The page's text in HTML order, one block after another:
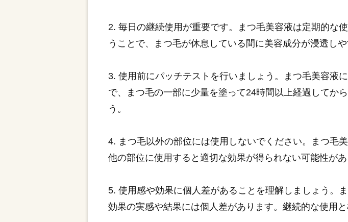
2. 毎日の継続使用が重要です。まつ毛美容液は定期的な
うことで、まつ毛が休息している間に美容成分が浸透しや
3. 使用前にパッチテストを行いましょう。まつ毛美容液
で、まつ毛の一部に少量を塗って24時間以上経過してか
う。
4. まつ毛以外の部位には使用しないでください。まつ毛
他の部位に使用すると適切な効果が得られない可能性があ
5. 使用感や効果に個人差があることを理解しましょう。
効果の実感や結果には個人差があります。継続的な使用